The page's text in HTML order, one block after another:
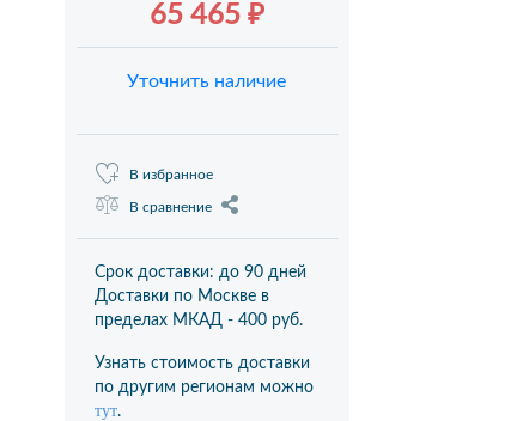
65 465 ₽
Уточнить наличие
В избранное
В сравнение
Срок доставки: до 90 дней
Доставки по Москве в
пределах МКАД - 400 руб.
Узнать стоимость доставки
по другим регионам можно
тут.